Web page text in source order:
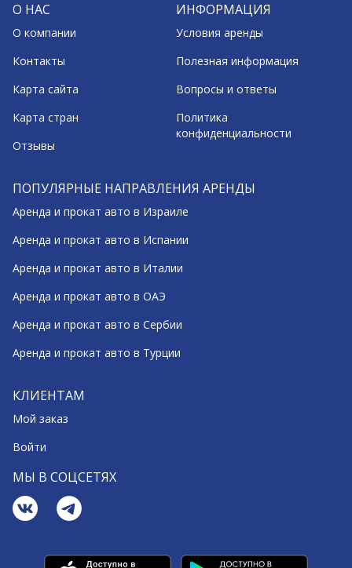
О НАС
О компании
Контакты
Карта сайта
Карта стран
Отзывы
ИНФОРМАЦИЯ
Условия аренды
Полезная информация
Вопросы и ответы
Политика
конфиденциальности
ПОПУЛЯРНЫЕ НАПРАВЛЕНИЯ АРЕНДЫ
Аренда и прокат авто в Израиле
Аренда и прокат авто в Испании
Аренда и прокат авто в Италии
Аренда и прокат авто в ОАЭ
Аренда и прокат авто в Сербии
Аренда и прокат авто в Турции
КЛИЕНТАМ
Мой заказ
Войти
МЫ В СОЦСЕТЯХ